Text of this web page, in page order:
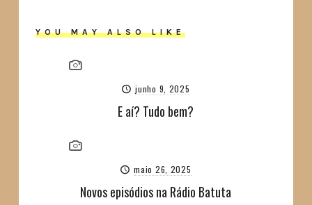
YOU MAY ALSO LIKE
junho 9, 2025
E aí? Tudo bem?
maio 26, 2025
Novos episódios na Rádio Batuta